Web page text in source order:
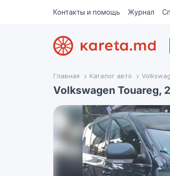
Контакты и помощь Журнал
Главная Каталог авто
Volkswagen Touareg,